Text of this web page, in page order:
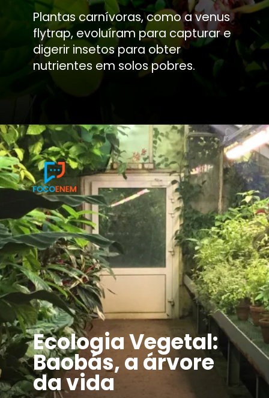
Plantas carnívoras, como a venus
flytrap, evoluíram para capturar e
digerir insetos para obter
nutrientes em solos pobres.
Ecologia Vegetal:
Baobás, a árvore
da vida